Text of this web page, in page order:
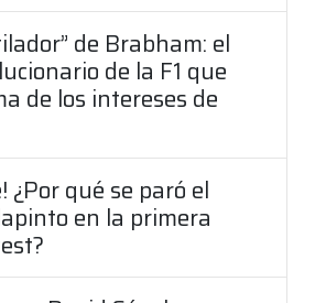
de Brabham: el
de la F1 que
de los intereses de
¿Por qué se paró el
en la primera